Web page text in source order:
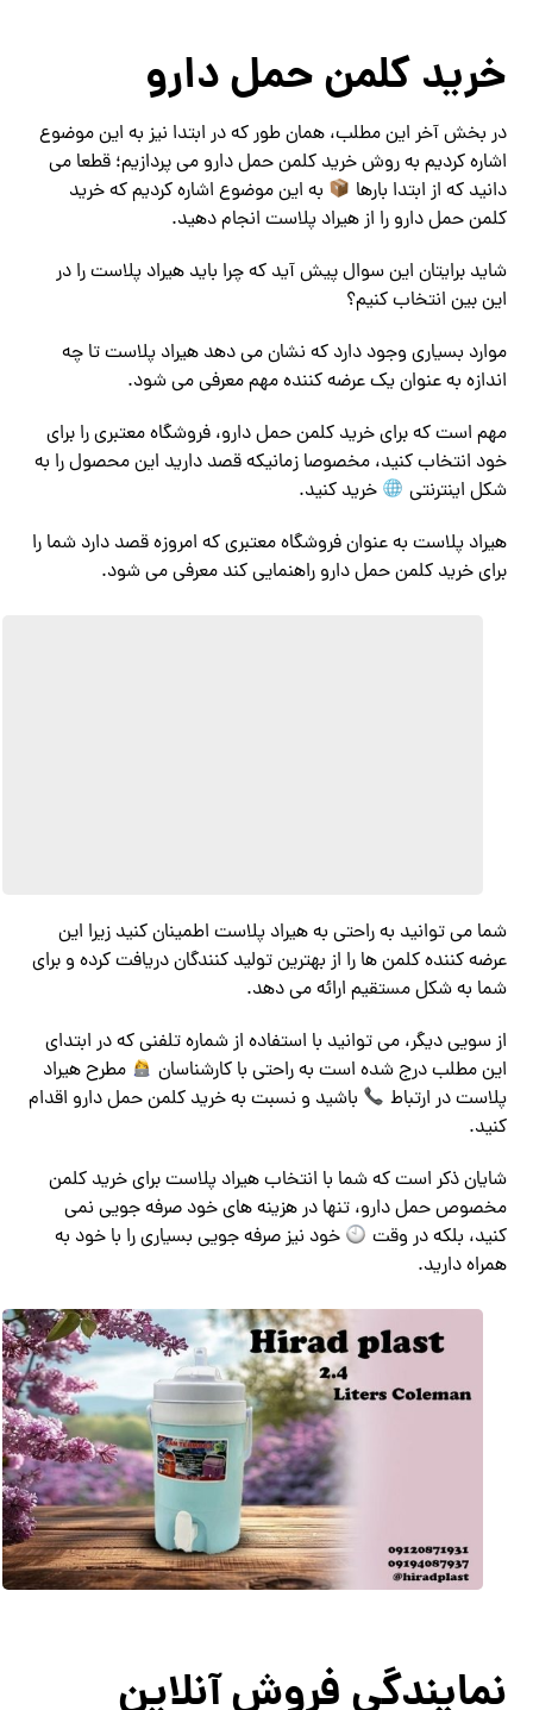
خرید کلمن حمل دارو
در بخش آخر این مطلب، همان طور که در ابتدا نیز به این موضوع
اشاره کردیم به روش خرید کلمن حمل دارو می پردازیم؛ قطعا می
دانید که از ابتدا بارها
به این موضوع اشاره کردیم که خرید
کلمن حمل دارو را از هیراد پلاست انجام دهید.
شاید برایتان این سوال پیش آید که چرا باید هیراد پلاست را در
این بین انتخاب کنیم؟
موارد بسیاری وجود دارد که نشان می دهد هیراد پلاست تا چه
اندازه به عنوان یک عرضه کننده مهم معرفی می شود.
مهم است که برای خرید کلمن حمل دارو، فروشگاه معتبری را برای
خود انتخاب کنید، مخصوصا زمانیکه قصد دارید این محصول را به
شکل اینترنتی
خرید کنید.
هیراد پلاست به عنوان فروشگاه معتبری که امروزه قصد دارد شما را
برای خرید کلمن حمل دارو راهنمایی کند معرفی می شود.
شما می توانید به راحتی به هیراد پلاست اطمینان کنید زیرا این
عرضه کننده کلمن ها را از بهترین تولید کنندگان دریافت کرده و برای
شما به شکل مستقیم ارائه می دهد.
از سویی دیگر، می توانید با استفاده از شماره تلفنی که در ابتدای
این مطلب درج شده است به راحتی با کارشناسان
مطرح هیراد
پلاست در ارتباط
باشید و نسبت به خرید کلمن حمل دارو اقدام
کنید.
شایان ذکر است که شما با انتخاب هیراد پلاست برای خرید کلمن
مخصوص حمل دارو، تنها در هزینه های خود صرفه جویی نمی
کنید، بلکه در وقت
خود نیز صرفه جویی بسیاری را با خود به
همراه دارید.
نمایندگی فروش آنلاین